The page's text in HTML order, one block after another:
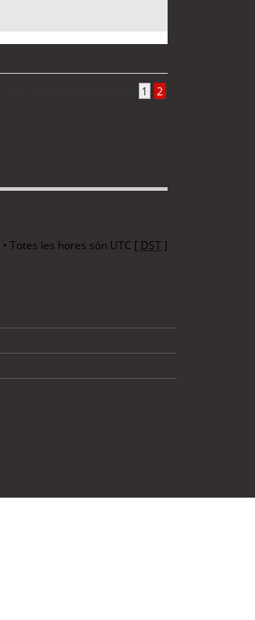
1 2
• Totes les hores són UTC [ DST]